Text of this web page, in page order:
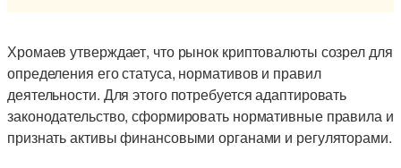
Хромаев утверждает, что рынок криптовалюты созрел для
определения его статуса, нормативов и правил
деятельности. Для этого потребуется адаптировать
законодательство, сформировать нормативные правила и
признать активы финансовыми органами и регуляторами.